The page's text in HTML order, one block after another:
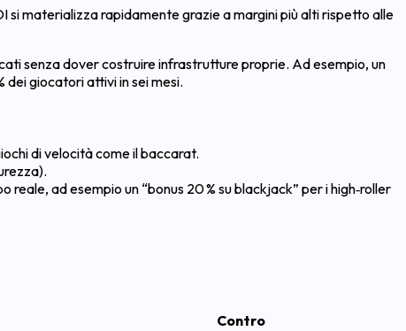
si materializza rapidamente grazie a margini più alti rispetto alle
senza dover costruire infrastrutture proprie. Ad esempio, un
dei giocatori attivi in sei mesi.
di velocità come il baccarat.
ad esempio un “bonus 20 % su blackjack” per i high‑roller
Contro